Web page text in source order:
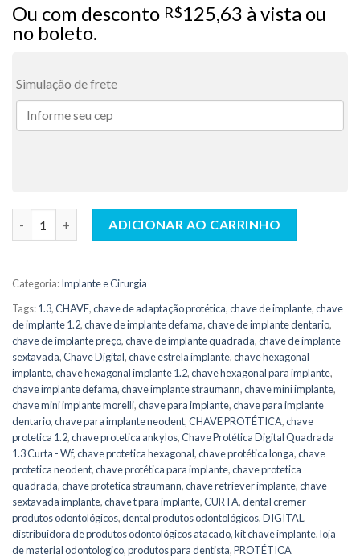
Ou com desconto R$125,63 à vista ou
no boleto.
Simulação de frete
ADICIONAR AO CARRINHO
Categoria:Implante e Cirurgia
Tags:1.3,CHAVE,chave de adaptação protética,chave de implante,chave
de implante 1.2,chave de implante defama,chave de implante dentario,
chave de implante preço,chave de implante quadrada,chave de implante
sextavada,Chave Digital,chave estrela implante,chave hexagonal
implante,chave hexagonal implante 1.2,chave hexagonal para implante,
chave implante defama,chave implante straumann,chave mini implante,
chave mini implante morelli,chave para implante,chave para implante
dentario,chave para implante neodent,CHAVE PROTÉTICA,chave
protetica 1.2,chave protetica ankylos,Chave Protética Digital Quadrada
1.3 Curta - Wf,chave protetica hexagonal,chave protética longa,chave
protetica neodent,chave protética para implante,chave protetica
quadrada,chave protetica straumann,chave retriever implante,chave
sextavada implante,chave t para implante,CURTA,dental cremer
produtos odontológicos,dental produtos odontológicos,DIGITAL ,
distribuidora de produtos odontológicos atacado,kit chave implante,loja
de material odontologico,produtos para dentista,PROTÉTICA